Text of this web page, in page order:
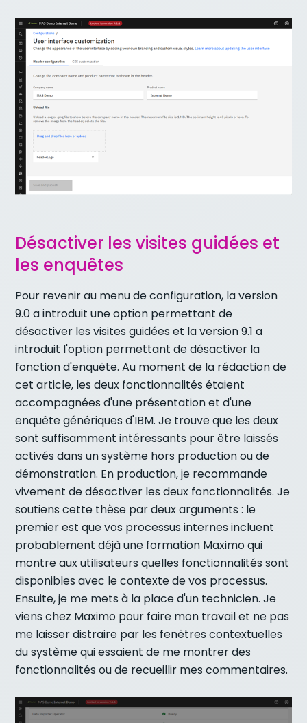
Désactiver les visites guidées et
les enquêtes
Pour revenir au menu de configuration, la version
9.0 a introduit une option permettant de
désactiver les visites guidées et la version 9.1 a
introduit l'option permettant de désactiver la
fonction d'enquête. Au moment de la rédaction de
cet article, les deux fonctionnalités étaient
accompagnées d'une présentation et d'une
enquête génériques d'IBM. Je trouve que les deux
sont suffisamment intéressants pour être laissés
activés dans un système hors production ou de
démonstration. En production, je recommande
vivement de désactiver les deux fonctionnalités. Je
soutiens cette thèse par deux arguments : le
premier est que vos processus internes incluent
probablement déjà une formation Maximo qui
montre aux utilisateurs quelles fonctionnalités sont
disponibles avec le contexte de vos processus.
Ensuite, je me mets à la place d'un technicien. Je
viens chez Maximo pour faire mon travail et ne pas
me laisser distraire par les fenêtres contextuelles
du système qui essaient de me montrer des
fonctionnalités ou de recueillir mes commentaires.